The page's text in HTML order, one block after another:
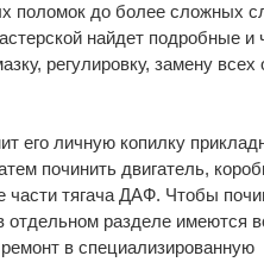
поломок до более сложных
найдет подробные и
регулировку, замену всех
его личную копилку
починить двигатель,
части тягача ДАФ. Чтобы
отдельном разделе имеются
в специализированную